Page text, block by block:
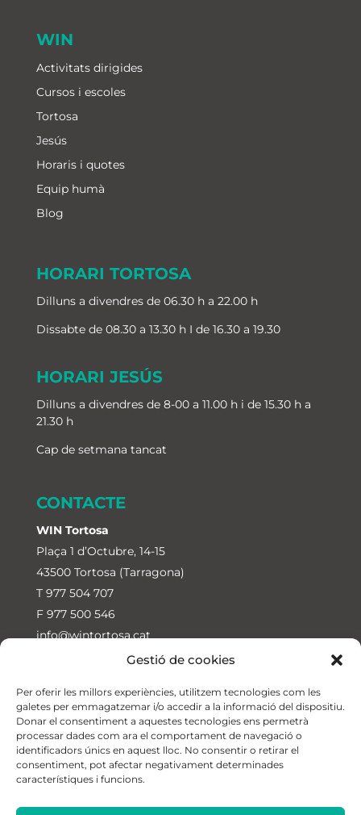
Gestió de cookies
Per oferir les millors experiències, utilitzem tecnologies com les
galetes per emmagatzemar i/o accedir a la informació del dispositiu.
Donar el consentiment a aquestes tecnologies ens permetrà
processar dades com ara el comportament de navegació o
identificadors únics en aquest lloc. No consentir o retirar el
consentiment, pot afectar negativament determinades
característiques i funcions.
WIN
Activitats dirigides
Cursos i escoles
Tortosa
Jesús
Horaris i quotes
Equip humà
Blog
HORARI TORTOSA
Dilluns a divendres de 06.30 h a 22.00 h
Dissabte de 08.30 a 13.30 h I de 16.30 a 19.30
HORARI JESÚS
Dilluns a divendres de 8-00 a 11.00 h i de 15.30 h a
21.30 h
Cap de setmana tancat
CONTACTE
WIN Tortosa
Plaça 1 d’Octubre, 14-15
43500 Tortosa (Tarragona)
T 977 504 707
F 977 500 546
info@wintortosa.cat
Ctra. de Jesús a Roquetes, 23
43590 Jesús-Tortosa (Tarragona)
T674 315 711